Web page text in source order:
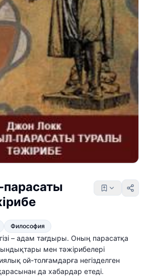
Философия
– адам тағдыры. Оның парасатқа
мен тәжірибелері
ой-толғамдарға негізделген
да хабардар етеді.